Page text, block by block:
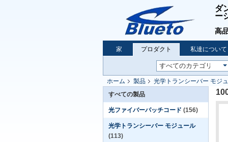
ダ
ー
高
家 プロダクト 私達について
ホーム 製品
光学トランシーバー モジ
すべての製品
光ファイバーパッチコード (156)
光学トランシーバー モジュール
(113)